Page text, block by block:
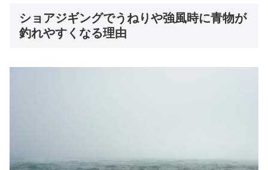
ショアジギングでうねりや強風時に青物が
釣れやすくなる理由